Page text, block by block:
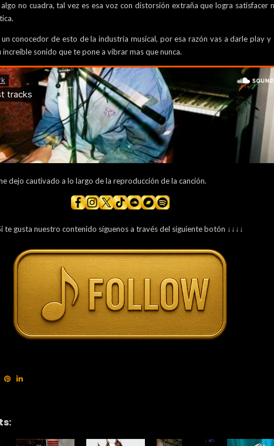
no cuadra, tal vez es esa voz con distorsión extraña que logra satisfacer
conocedor de esto de la industria musical, por esa razón vas a darle play y
sonido que te pone a vibrar mas que nunca.
dejo cautivado a lo largo de la reproducción de la canción.
te gusta nuestro contenido síguenos a través del siguiente botón ↓↓↓↓